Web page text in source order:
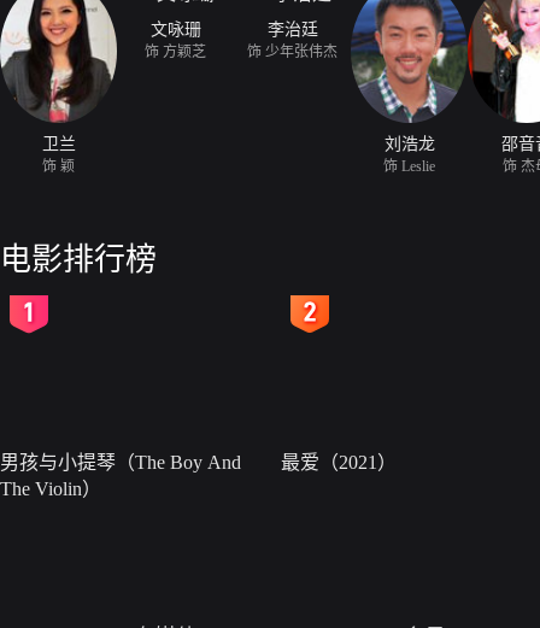
卫兰
饰 颖
文咏珊
饰 方颖芝
李治廷
饰 少年张伟杰
刘浩龙
饰 Leslie
邵音
饰 杰
电影排行榜
男孩与小提琴（The Boy And
The Violin）
最爱（2021）